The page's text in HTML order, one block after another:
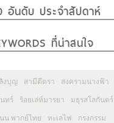
อันดับ ประจำสัปดาห์
ที่น่าสนใจ
งบุญ สามีตีตรา สงครามนางฟ้า
ทร์ ร้อยเล่ห์มารยา มธุรสโลกันตร์
น พากย์ไทย ทะเลไฟ กรงกรรม